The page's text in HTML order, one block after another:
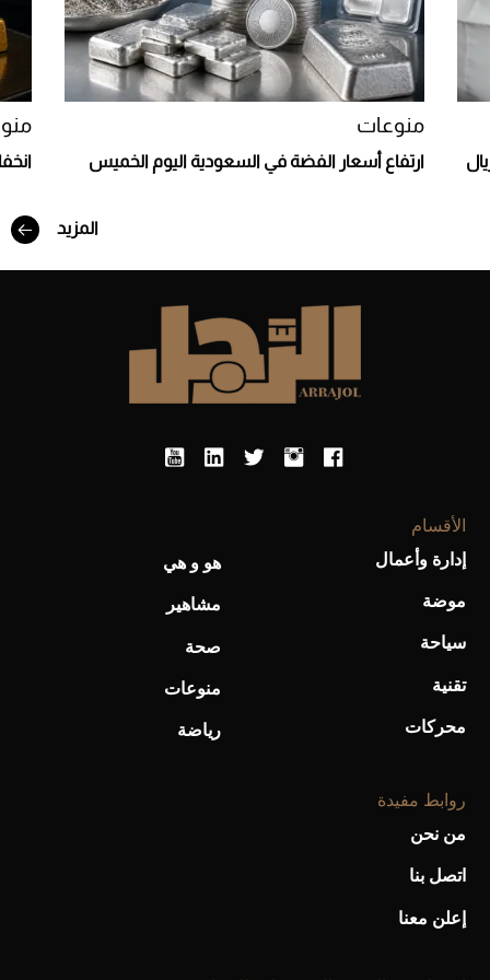
أحذية Mary Jane: ترف وأناقة للرجال
منوعات
ارتفاع أسعار الفضة في السعودية اليوم الخميس
المزيد
الأقسام
إدارة وأعمال
موضة
سياحة
تقنية
محركات
هو و هي
مشاهير
صحة
منوعات
رياضة
روابط مفيدة
من نحن
اتصل بنا
إعلن معنا